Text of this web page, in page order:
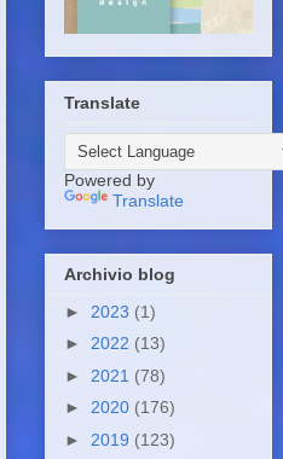
Translate
Powered by
Translate
Archivio blog
► 2023 (1)
► 2022 (13)
► 2021 (78)
► 2020 (176)
► 2019 (123)